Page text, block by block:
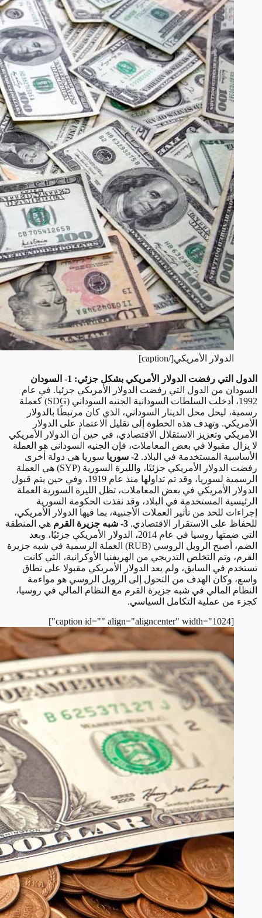
الدولار الأمريكي[/caption]
الدول التي رفضت الدولار الأمريكي بشكل جزئي: 1- السودان
السودان من الدول التي رفضت الدولار الأمريكي جزئيا. في عام
1992، أدخلت السلطات السودانية الجنيه السوداني (SDG) كعملة
رسمية، ليحل محل الدينار السوداني، الذي كان مرتبطًا بالدولار
الأمريكي. وتهدف هذه الخطوة إلى تقليل الاعتماد على الدولار
الأمريكي وتعزيز الاستقلال الاقتصادي، في حين أن الدولار الأمريكي
لا يزال مقبولا في بعض المعاملات، فإن الجنيه السوداني هو العملة
الأساسية المستخدمة في البلاد. 2- سوريا
سوريا هي دولة أخرى
رفضت الدولار الأمريكي جزئيًا، والليرة السورية (SYP) هي العملة
الرسمية لسوريا، وقد تم تداولها منذ عام 1919، وفي حين يتم قبول
الدولار الأمريكي في بعض المعاملات، تظل الليرة السورية العملة
الرئيسية المستخدمة في البلاد، وقد نفذت الحكومة السورية
إجراءات للحد من تأثير العملات الأجنبية، بما فيها الدولار الأمريكي،
للحفاظ على الاستقرار الاقتصادي. 3- شبه جزيرة القرم
هي المنطقة
التي ضمتها روسيا في عام 2014، الدولار الأمريكي جزئيًا، وبعد
الضم، أصبح الروبل الروسي (RUB) العملة الرسمية في شبه جزيرة
القرم، وتم التخلص التدريجي من الهريفنيا الأوكرانية، التي كانت
تستخدم في السابق، ولم يعد الدولار الأمريكي مقبولا على نطاق
واسع، وكان الهدف من التحول إلى الروبل الروسي هو مواءمة
النظام المالي في شبه جزيرة القرم مع النظام المالي في روسيا،
كجزء من عملية التكامل السياسي.
[caption id="" align="aligncenter" width="1024"]